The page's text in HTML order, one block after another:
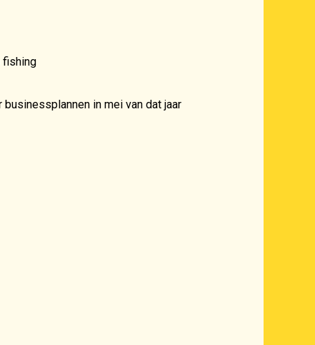
fishing
in mei van dat jaar